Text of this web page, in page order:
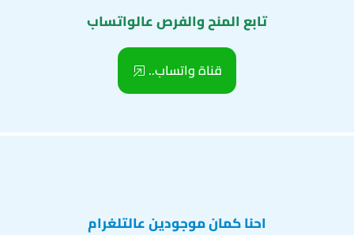
تابع المنح والفرص عالواتساب
قناة واتساب..
احنا كمان موجودين عالتلغرام